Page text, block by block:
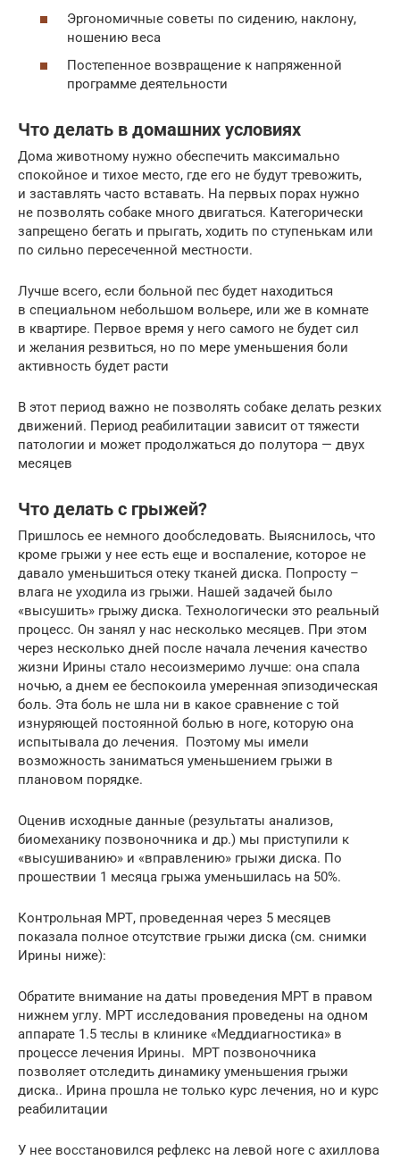
Эргономичные советы по сидению, наклону,
ношению веса
Постепенное возвращение к напряженной
программе деятельности
Что делать в домашних условиях
Дома животному нужно обеспечить максимально
спокойное и тихое место, где его не будут тревожить,
и заставлять часто вставать. На первых порах нужно
не позволять собаке много двигаться. Категорически
запрещено бегать и прыгать, ходить по ступенькам или
по сильно пересеченной местности.
Лучше всего, если больной пес будет находиться
в специальном небольшом вольере, или же в комнате
в квартире. Первое время у него самого не будет сил
и желания резвиться, но по мере уменьшения боли
активность будет расти
В этот период важно не позволять собаке делать резких
движений. Период реабилитации зависит от тяжести
патологии и может продолжаться до полутора — двух
месяцев
Что делать с грыжей?
Пришлось ее немного дообследовать. Выяснилось, что
кроме грыжи у нее есть еще и воспаление, которое не
давало уменьшиться отеку тканей диска. Попросту –
влага не уходила из грыжи. Нашей задачей было
«высушить» грыжу диска. Технологически это реальный
процесс. Он занял у нас несколько месяцев. При этом
через несколько дней после начала лечения качество
жизни Ирины стало несоизмеримо лучше: она спала
ночью, а днем ее беспокоила умеренная эпизодическая
боль. Эта боль не шла ни в какое сравнение с той
изнуряющей постоянной болью в ноге, которую она
испытывала до лечения. Поэтому мы имели
возможность заниматься уменьшением грыжи в
плановом порядке.
Оценив исходные данные (результаты анализов,
биомеханику позвоночника и др.) мы приступили к
«высушиванию» и «вправлению» грыжи диска. По
прошествии 1 месяца грыжа уменьшилась на 50%.
Контрольная МРТ, проведенная через 5 месяцев
показала полное отсутствие грыжи диска (см. снимки
Ирины ниже):
Обратите внимание на даты проведения МРТ в правом
нижнем углу. МРТ исследования проведены на одном
аппарате 1.5 теслы в клинике «Меддиагностика» в
процессе лечения Ирины. МРТ позвоночника
позволяет отследить динамику уменьшения грыжи
диска.. Ирина прошла не только курс лечения, но и курс
реабилитации
У нее восстановился рефлекс на левой ноге с ахиллова